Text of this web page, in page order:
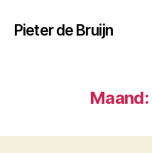
Pieter de Bruijn
Maand: